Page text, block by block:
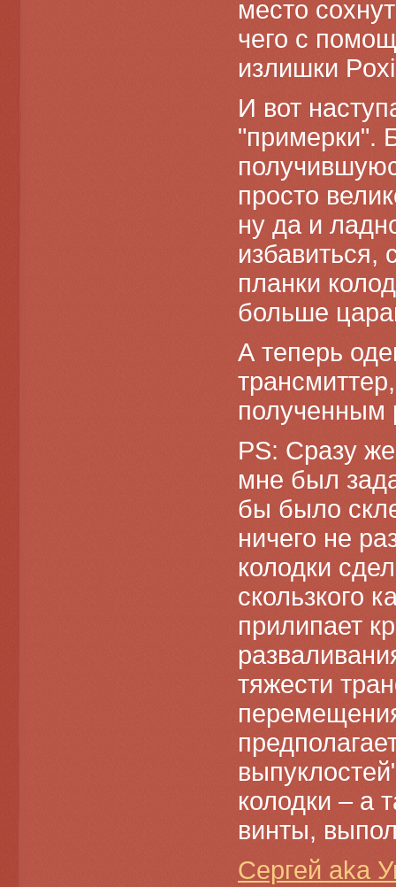
место
чего с
излишки
И вот
"примерки".
просто
ну да и
избавиться,
планки
больше
А теперь
полученным
PS: Сразу
мне был
бы было
ничего не
колодки
скользкого
прилипает
тяжести
колодки – а
винты,
Сергей aka